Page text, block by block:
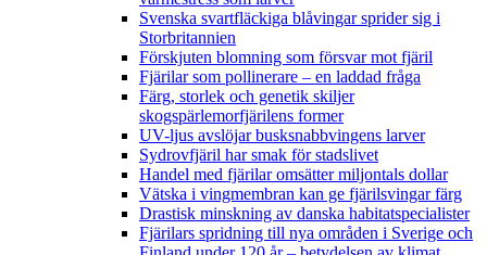
Svenska svartfläckiga blåvingar sprider sig i
Storbritannien
Förskjuten blomning som försvar mot fjäril
Fjärilar som pollinerare – en laddad fråga
Färg, storlek och genetik skiljer
skogspärlemorfjärilens former
UV-ljus avslöjar busksnabbvingens larver
Sydrovfjäril har smak för stadslivet
Handel med fjärilar omsätter miljontals dollar
Vätska i vingmembran kan ge fjärilsvingar färg
Drastisk minskning av danska habitatspecialister
Fjärilars spridning till nya områden i Sverige och